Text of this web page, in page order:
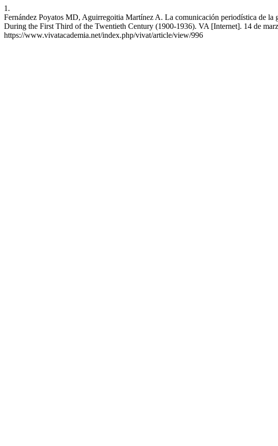
1.
Fernández Poyatos MD, Aguirregoitia Martínez A. La comunicación periodística de
During the First Third of the Twentieth Century (1900-1936). VA [Internet]. 14 de
https://www.vivatacademia.net/index.php/vivat/article/view/996